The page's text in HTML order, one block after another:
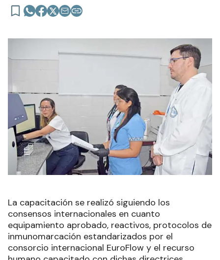
La capacitación se realizó siguiendo los
consensos internacionales en cuanto
equipamiento aprobado, reactivos, protocolos de
inmunomarcación estandarizados por el
consorcio internacional EuroFlow y el recurso